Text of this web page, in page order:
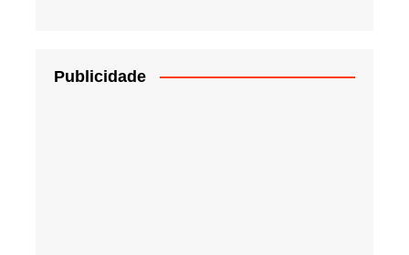
Publicidade